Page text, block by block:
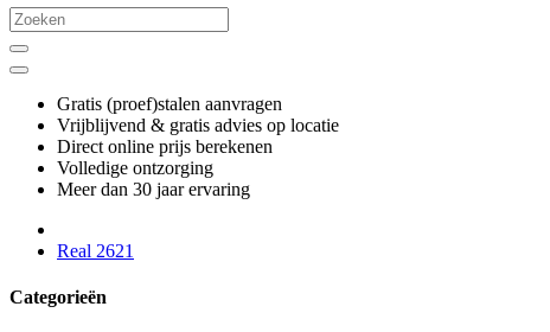
Gratis (proef)stalen aanvragen
Vrijblijvend & gratis advies op locatie
Direct online prijs berekenen
Volledige ontzorging
Meer dan 30 jaar ervaring
Real 2621
Categorieën